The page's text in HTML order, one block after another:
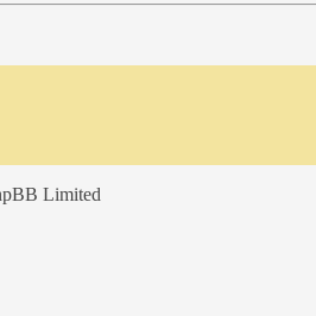
Limited